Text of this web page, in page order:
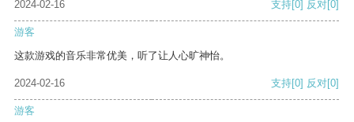
2024-02-16 支持[0] 反对[0]
游客
这款游戏的音乐非常优美，听了让人心旷神怡。
2024-02-16 支持[0] 反对[0]
游客